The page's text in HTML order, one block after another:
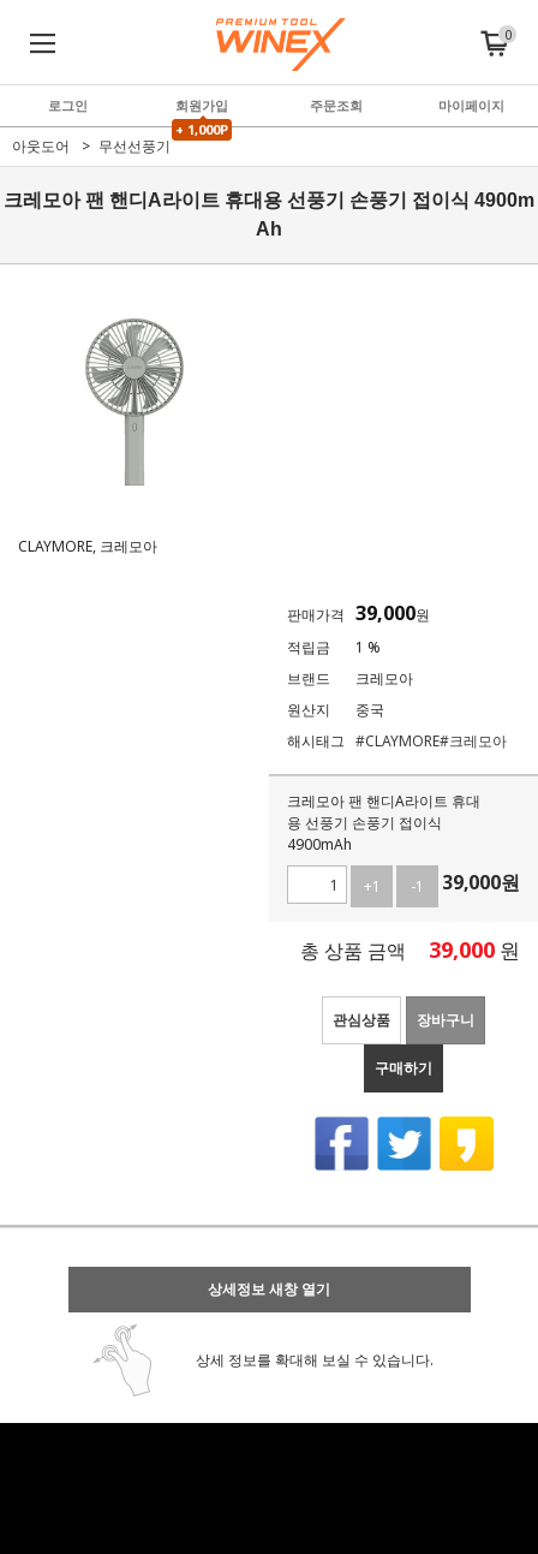
0
로그인
회원가입
+ 1,000P
주문조회 마이페이지
아웃도어 무선선풍기
크레모아 팬 핸디A라이트 휴대용 선풍기 손풍기 접이식 4900m
Ah
CLAYMORE, 크레모아
판매가격 39,000원
적립금
1 %
브랜드
크레모아
원산지
중국
해시태그 #CLAYMORE#크레모아
크레모아 팬 핸디A라이트 휴대
용 선풍기 손풍기 접이식
4900mAh
+1 -1 39,000원
총 상품 금액 39,000 원
관심상품 장바구니
구매하기
상세정보 새창 열기
상세 정보를 확대해 보실 수 있습니다.